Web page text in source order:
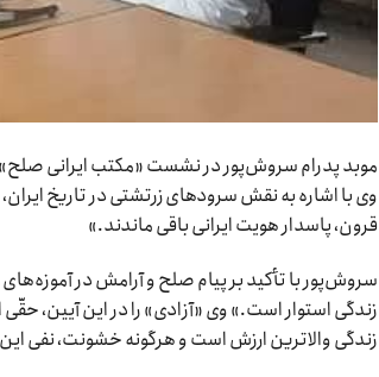
موبد پدرام سروش‌پور در نشست «مکتب ایرانی
وی با اشاره به نقش سرودهای زرتشتی در تاریخ
قرون، پاسدار هویت ایرانی باقی ماندند.»
سروش‌پور با تأکید بر پیام صلح و آرامش در آموزه‌های
زندگی استوار است.» وی «آزادی» را در این آیین،
زندگی والاترین ارزش است و هرگونه خشونت، نفی